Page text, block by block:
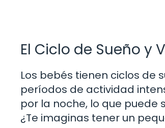
El Ciclo de Sueño y
Los bebés tienen ciclos de
períodos de actividad
por la noche, lo que
¿Te imaginas tener un